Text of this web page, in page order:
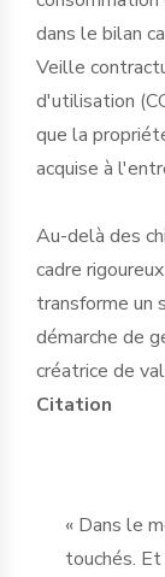
dans le bilan
Veille
d'utilisation
que la
acquise à
Au-delà des
cadre
transforme un
démarche de
créatrice de
Citation
« Dans le
touchés.